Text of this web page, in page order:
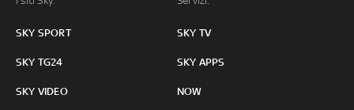
SKY SPORT
SKY TG24
SKY VIDEO
SKY TV
SKY APPS
NOW